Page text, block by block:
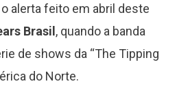
alerta feito em abril deste
Brasil, quando a banda
de shows da “The Tipping
do Norte.